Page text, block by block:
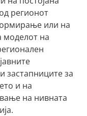
регионот
или на
на
застапниците за
и на
на нивната